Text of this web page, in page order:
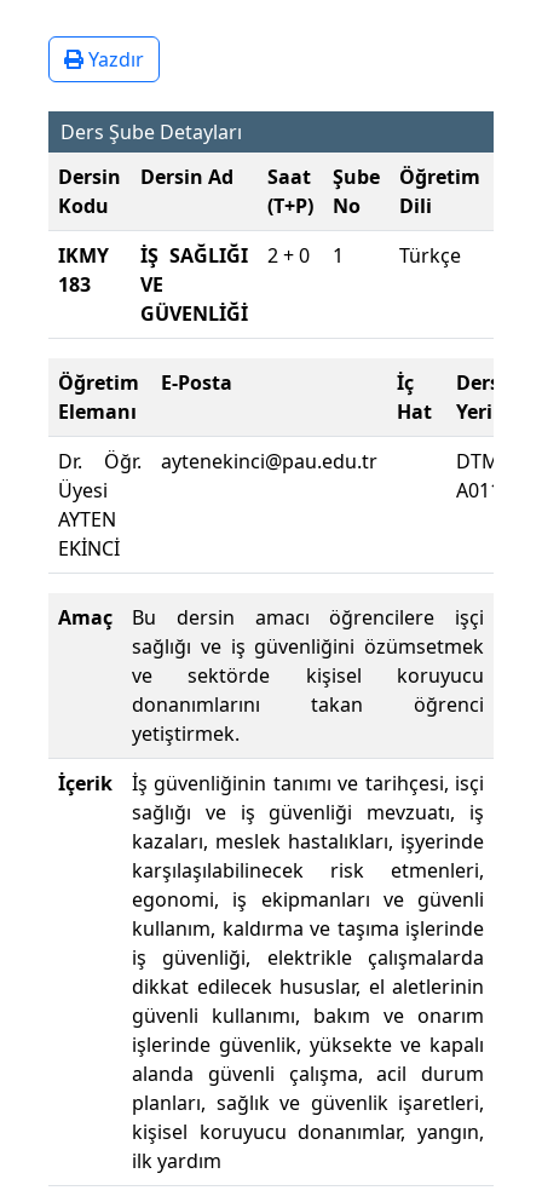
Yazdır
Ders Şube Detayları
Dersin
Kodu
Dersin Ad
Saat
(T+P)
Şube
No
Öğretim
Dili
IKMY
183
İŞ SAĞLIĞI
VE
GÜVENLİĞİ
2 + 0 1 Türkçe
Öğretim
Elemanı
E-Posta
İç
Hat
Ders
Yeri
Dr. Öğr.
Üyesi
AYTEN
EKİNCİ
aytenekinci@pau.edu.tr
DTMYO
A0114
Amaç
Bu dersin amacı öğrencilere işçi
sağlığı ve iş güvenliğini özümsetmek
ve sektörde kişisel koruyucu
donanımlarını takan öğrenci
yetiştirmek.
İçerik
İş güvenliğinin tanımı ve tarihçesi, isçi
sağlığı ve iş güvenliği mevzuatı, iş
kazaları, meslek hastalıkları, işyerinde
karşılaşılabilinecek risk etmenleri,
egonomi, iş ekipmanları ve güvenli
kullanım, kaldırma ve taşıma işlerinde
iş güvenliği, elektrikle çalışmalarda
dikkat edilecek hususlar, el aletlerinin
güvenli kullanımı, bakım ve onarım
işlerinde güvenlik, yüksekte ve kapalı
alanda güvenli çalışma, acil durum
planları, sağlık ve güvenlik işaretleri,
kişisel koruyucu donanımlar, yangın,
ilk yardım